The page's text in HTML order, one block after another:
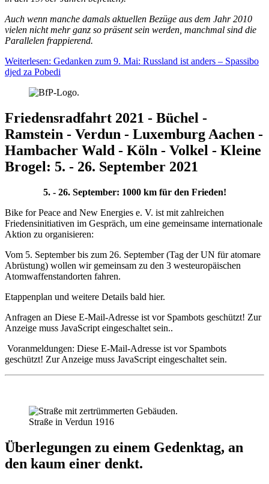
Auch wenn manche damals aktuellen Bezüge aus dem Jahr 2010
vielen nicht mehr ganz so präsent sein werden, manchmal sind die
Parallelen frappierend.
Weiterlesen: Gedanken zum 9. Mai: Russland ist anders – Spassibo
djed za Pobedi
Friedensradfahrt 2021 - Büchel -
Ramstein - Verdun - Luxemburg Aachen -
Hambacher Wald - Köln - Volkel - Kleine
Brogel: 5. - 26. September 2021
5. - 26. September: 1000 km für den Frieden!
Bike for Peace and New Energies e. V. ist mit zahlreichen
Friedensinitiativen im Gespräch, um eine gemeinsame internationale
Aktion zu organisieren:
Vom 5. September bis zum 26. September (Tag der UN für atomare
Abrüstung) wollen wir gemeinsam zu den 3 westeuropäischen
Atomwaffenstandorten fahren.
Etappenplan und weitere Details bald hier.
Anfragen an Diese E-Mail-Adresse ist vor Spambots geschützt! Zur
Anzeige muss JavaScript eingeschaltet sein..
Voranmeldungen: Diese E-Mail-Adresse ist vor Spambots
geschützt! Zur Anzeige muss JavaScript eingeschaltet sein.
Straße in Verdun 1916
Überlegungen zu einem Gedenktag, an
den kaum einer denkt.